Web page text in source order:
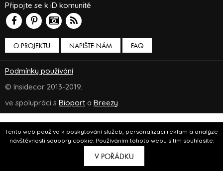
Tento web používá k poskytování služeb, personalizaci reklam a analýze
návštěvnosti soubory cookie. Používáním tohoto webu s tím souhlasíte.
V POŘÁDKU
O PROJEKTU NAPIŠTE NÁM
Připojte se k iD komunitě
FAQ
Podmínky používání
© Insidecor 2013-2019.
ve spolupráci s Bioport a Breezy